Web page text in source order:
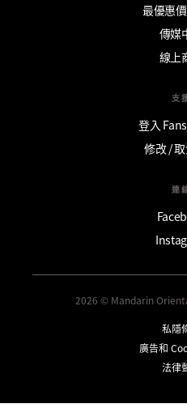
最優惠
傳媒
線上
支
登入
修改 /
連
2026 © Mandarin
私隱
廣告和
法律